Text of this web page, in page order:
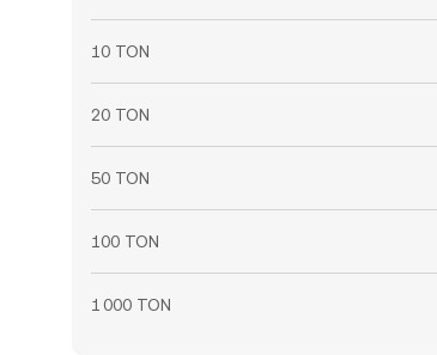
10 TON
20 TON
50 TON
100 TON
1 000 TON